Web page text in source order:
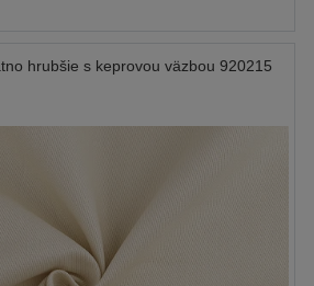
hrubšie s keprovou väzbou 920215